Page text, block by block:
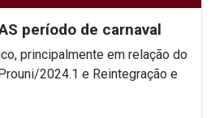
período de carnaval
principalmente em relação do
2024.1 e Reintegração e